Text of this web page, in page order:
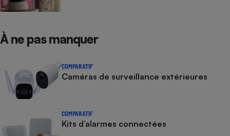
À ne pas manquer
COMPARATIF
Caméras de surveillance extérieures
COMPARATIF
Kits d’alarmes connectées